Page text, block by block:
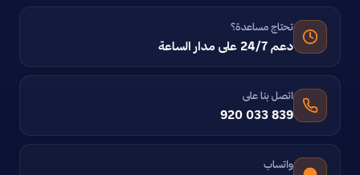
تحتاج مساعدة؟
دعم 24/7 على مدار الساعة
اتصل بنا على
920 033 839
واتساب